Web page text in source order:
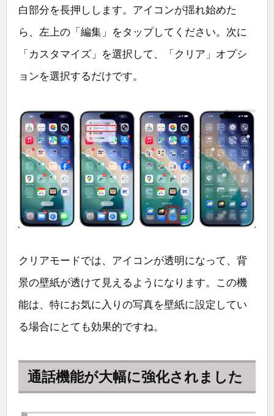
白部分を長押しします。アイコンが揺れ始めた
ら、左上の「編集」をタップしてください。次に
「カスタマイズ」を選択して、「クリア」オプシ
ョンを選択するだけです。
クリアモードでは、アイコンが透明になって、背
景の壁紙が透けて見えるようになります。この機
能は、特にお気に入りの写真を壁紙に設定してい
る場合にとても効果的ですね。
通話機能が大幅に強化されました